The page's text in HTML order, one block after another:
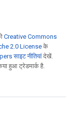
Creative Commons
2.0 License के
साइट नीतियां देखें.
हुआ ट्रेडमार्क है.